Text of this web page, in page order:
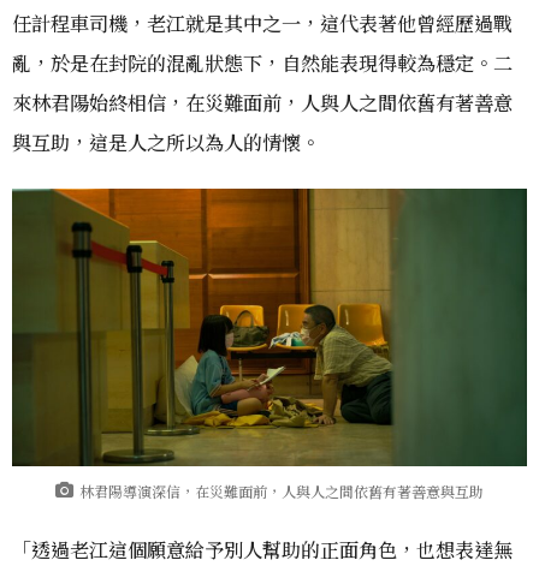
任計程車司機，老江就是其中之一，這代表著他曾經歷過戰
亂，於是在封院的混亂狀態下，自然能表現得較為穩定。二
來林君陽始終相信，在災難面前，人與人之間依舊有著善意
與互助，這是人之所以為人的情懷。
林君陽導演深信，在災難面前，人與人之間依舊有著善意與互助
「透過老江這個願意給予別人幫助的正面角色，也想表達無